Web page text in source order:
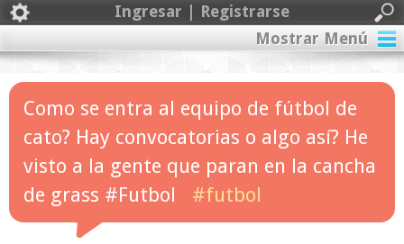
Ingresar | Registrarse
Mostrar Menú
Como se entra al equipo de fútbol de
cato? Hay convocatorias o algo así? He
visto a la gente que paran en la cancha
de grass #Futbol
#futbol